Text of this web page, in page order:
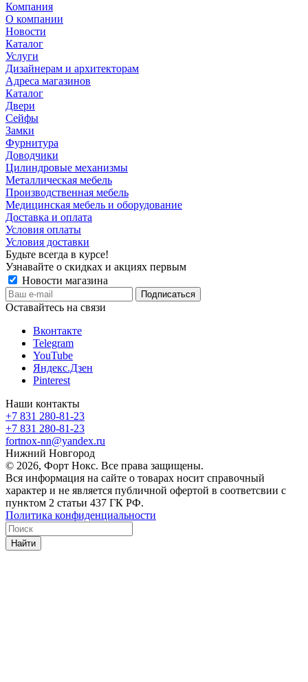
Компания
О компании
Новости
Каталог
Услуги
Дизайнерам и архитекторам
Адреса магазинов
Каталог
Двери
Сейфы
Замки
Фурнитура
Доводчики
Цилиндровые механизмы
Металлическая мебель
Производственная мебель
Медицинская мебель и оборудование
Доставка и оплата
Условия оплаты
Условия доставки
Будьте всегда в курсе!
Узнавайте о скидках и акциях первым
Новости магазина
Оставайтесь на связи
Вконтакте
Telegram
YouTube
Яндекс.Дзен
Pinterest
Наши контакты
+7 831 280-81-23
+7 831 280-81-23
fortnox-nn@yandex.ru
Нижний Новгород
© 2026, Форт Нокс. Все права защищены.
Вся информация на сайте о товарах носит справочный
характер и не является публичной офертой в соответсвии с
пунктом 2 статьи 437 ГК РФ.
Политика конфиденциальности
Найти